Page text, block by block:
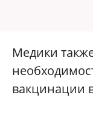
Медики
вакцинации